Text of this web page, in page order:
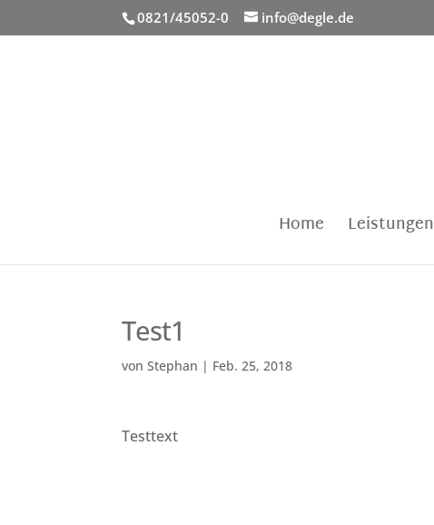
0821/45052-0 info@degle.de
Home Leistungen
Test1
vonStephan | Feb. 25, 2018
Testtext